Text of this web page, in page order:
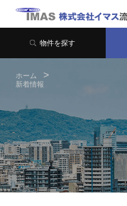
物件を探す
ホーム
新着情報